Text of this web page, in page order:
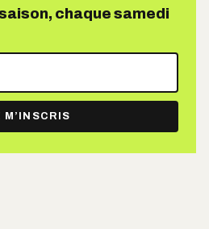
chaque samedi
M’INSCRIS